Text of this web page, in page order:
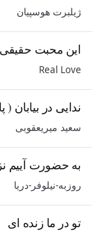
ژیلبرت هوسپیان
این محبت
Real Love
ندایی در بیابان (
سعید میریعقوبی
به حضورت آییم
روزبه-نیلوفر-دریا
تو در ما زنده ای